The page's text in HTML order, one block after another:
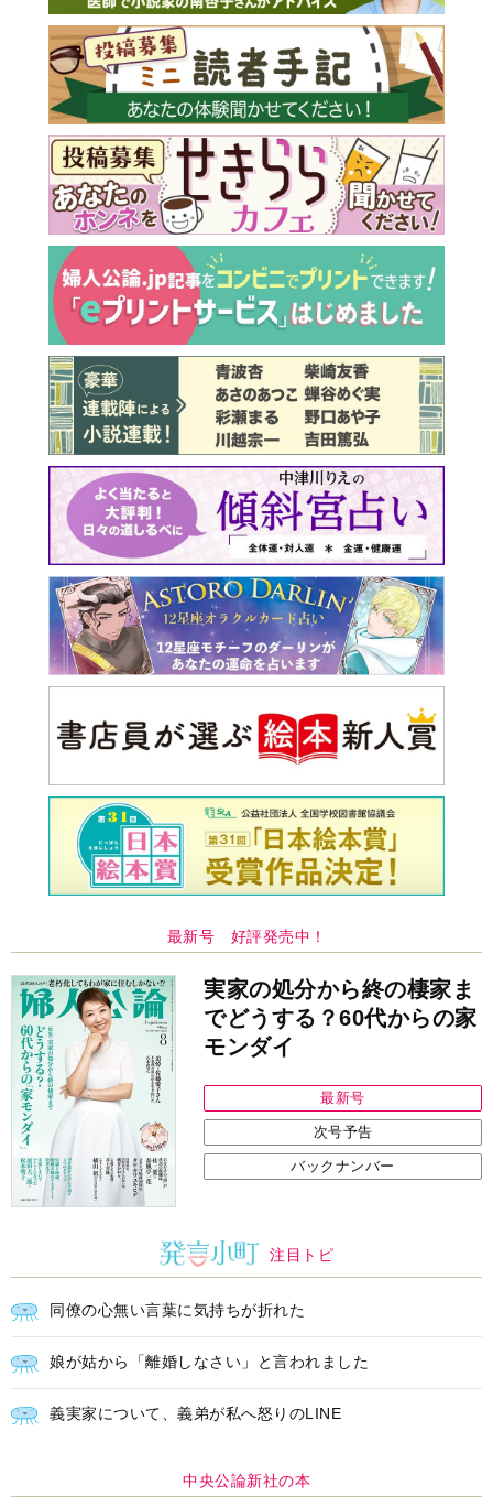
最新号 好評発売中！
実家の処分から終の棲家ま
でどうする？60代からの家
モンダイ
最新号
次号予告
バックナンバー
注目トピ
同僚の心無い言葉に気持ちが折れた
娘が姑から「離婚しなさい」と言われました
義実家について、義弟が私へ怒りのLINE
中央公論新社の本